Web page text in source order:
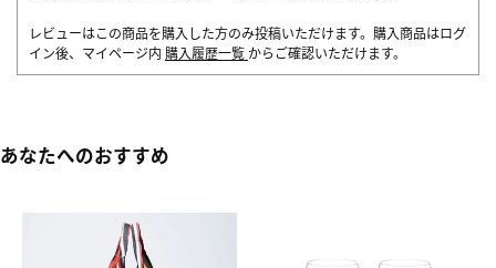
レビューはこの商品を購入した方のみ投稿いただけます。購入商品はログ
イン後、マイページ内 購入履歴一覧 からご確認いただけます。
あなたへのおすすめ